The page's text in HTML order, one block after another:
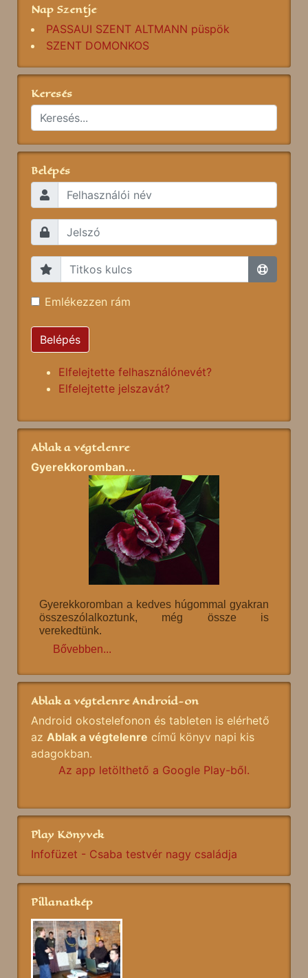
Nap Szentje
PASSAUI SZENT ALTMANN püspök
SZENT DOMONKOS
Keresés
Belépés
Emlékezzen rám
Belépés
Elfelejtette felhasználónevét?
Elfelejtette jelszavát?
Ablak a végtelenre
Gyerekkoromban...
Gyerekkoromban a kedves húgommal gyakran
összeszólalkoztunk, még össze is
verekedtünk.
Bővebben...
Ablak a végtelenre Android-on
Android okostelefonon és tableten is elérhető
az Ablak a végtelenre című könyv napi kis
adagokban.
Az app letölthető a Google Play-ből.
Play Könyvek
Infofüzet - Csaba testvér nagy családja
Pillanatkép